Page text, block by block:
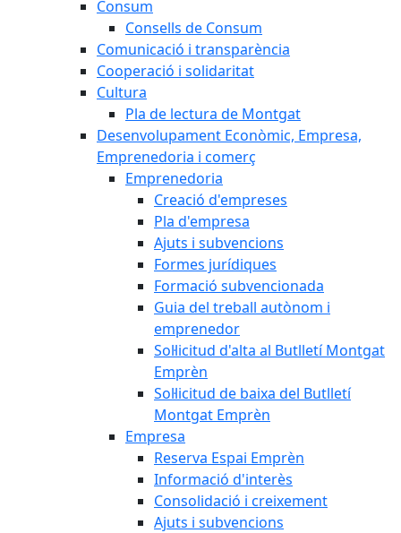
Consum
Consells de Consum
Comunicació i transparència
Cooperació i solidaritat
Cultura
Pla de lectura de Montgat
Desenvolupament Econòmic, Empresa,
Emprenedoria i comerç
Emprenedoria
Creació d'empreses
Pla d'empresa
Ajuts i subvencions
Formes jurídiques
Formació subvencionada
Guia del treball autònom i
emprenedor
Sol·licitud d'alta al Butlletí Montgat
Emprèn
Sol·licitud de baixa del Butlletí
Montgat Emprèn
Empresa
Reserva Espai Emprèn
Informació d'interès
Consolidació i creixement
Ajuts i subvencions